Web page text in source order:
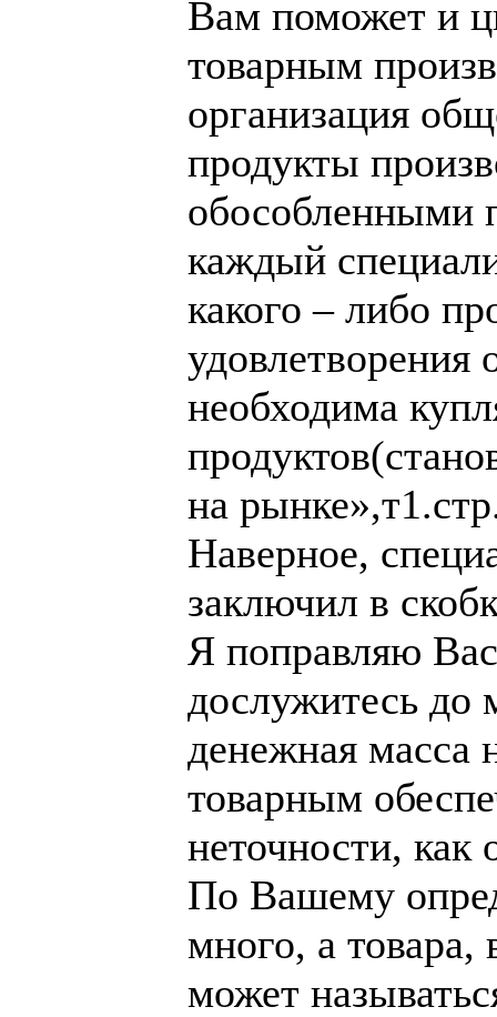
Вам поможет и
товарным
организация
продукты
обособленными
каждый
какого – либо
удовлетворения
необходима
на
Наверное,
заключил в
Я поправляю
дослужитесь до
денежная масса
товарным
неточности, как
По Вашему
много, а товара,
может